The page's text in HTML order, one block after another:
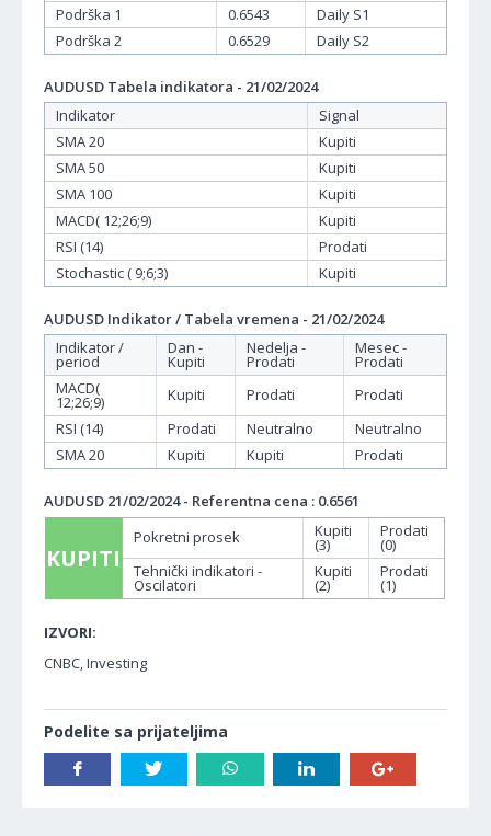
Podrška 1
0.6543
Daily S1
Podrška 2
0.6529 Daily S2
AUDUSD Tabela indikatora - 21/02/2024
Indikator
Signal
SMA 20
Kupiti
SMA 50
Kupiti
SMA 100
Kupiti
MACD( 12;26;9)
Kupiti
RSI (14)
Prodati
Stochastic ( 9;6;3)
Kupiti
AUDUSD Indikator / Tabela vremena - 21/02/2024
Indikator /
period
Dan -
Kupiti
Nedelja -
Prodati
Mesec -
Prodati
MACD(
12;26;9) Kupiti Prodati
Prodati
RSI (14)
Prodati Neutralno
Neutralno
SMA 20
Kupiti Kupiti Prodati
AUDUSD 21/02/2024 - Referentna cena : 0.6561
KUPITI
Pokretni prosek Kupiti
(3)
Prodati
(0)
Tehnički indikatori -
Oscilatori
Kupiti
(2)
Prodati
(1)
IZVORI:
CNBC, Investing
Podelite sa prijateljima